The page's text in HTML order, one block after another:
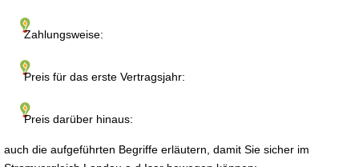
Zahlungsweise:
Preis für das erste Vertragsjahr:
Preis darüber hinaus:
auch die aufgeführten Begriffe erläutern, damit Sie sicher im